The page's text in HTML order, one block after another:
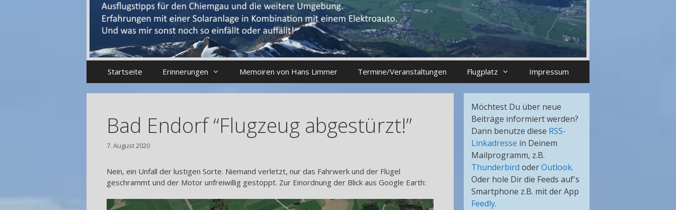
Startseite Erinnerungen Memoiren von Hans Limmer Termine/Veranstaltungen Flugplatz Impressum
Bad Endorf “Flugzeug abgestürzt!”
7. August 2020
Nein, ein Unfall der lustigen Sorte. Niemand verletzt, nur das Fahrwerk und der Flügel
geschrammt und der Motor unfreiwillig gestoppt. Zur Einordnung der Blick aus Google Earth:
Möchtest Du über neue
Beiträge informiert werden?
Dann benutze diese RSS-
Linkadresse in Deinem
Mailprogramm, z.B.
Thunderbird oderOutlook.
Oder hole Dir die Feeds auf's
Smartphone z.B. mit der App
Feedly.